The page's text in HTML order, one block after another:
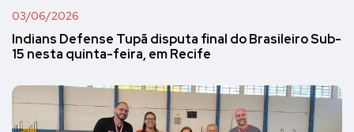
03/06/2026
Indians Defense Tupã disputa final do Brasileiro Sub-
15 nesta quinta-feira, em Recife